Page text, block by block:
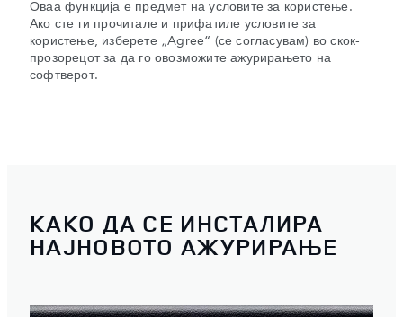
Оваа функција е предмет на условите за користење.
Ако сте ги прочитале и прифатиле условите за
користење, изберете „Agree“ (се согласувам) во скок-
прозорецот за да го овозможите ажурирањето на
софтверот.
КАКО ДА СЕ ИНСТАЛИРА
НАЈНОВОТО АЖУРИРАЊЕ